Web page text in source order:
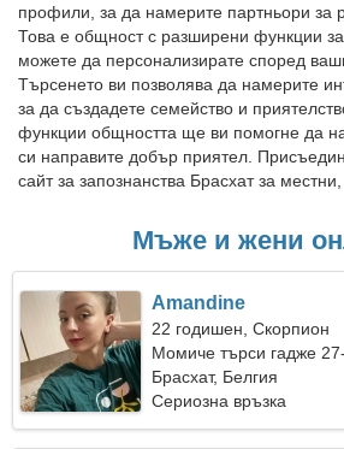
профили, за да намерите партньори за
Това е общност с разширени функции
можете да персонализирате според
Търсенето ви позволява да намерите
за да създадете семейство и
функции общността ще ви помогне да
си направите добър приятел.
сайт за запознанства Брасхат за
Мъже и жени
Amandine
22 годишен, Скорпион
Момиче търси гадже
Брасхат, Белгия
Сериозна връзка